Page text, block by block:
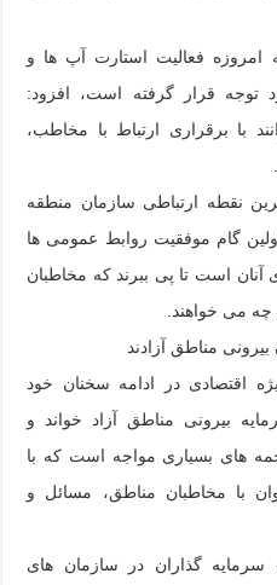
امروزه فعالیت استارت آپ ها و
توجه قرار گرفته است، افزود:
با برقراری ارتباط با مخاطب،
نقطه ارتباطی سازمان منطقه
گام موفقیت روابط عمومی ها
آنان است تا پی ببرند که مخاطبان
می خواهند.
مناطق آزادند
اقتصادی در ادامه سخنان خود
بیرونی مناطق آزاد خواند و
های بسیاری مواجه است که با
با مخاطبان مناطق، مسائل و
گذاران در سازمان های